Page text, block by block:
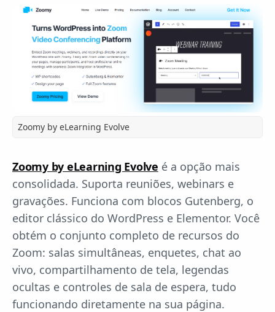
Zoomy by eLearning Evolve
Zoomy by eLearning Evolve é a opção mais
consolidada. Suporta reuniões, webinars e
gravações. Funciona com blocos Gutenberg, o
editor clássico do WordPress e Elementor. Você
obtém o conjunto completo de recursos do
Zoom: salas simultâneas, enquetes, chat ao
vivo, compartilhamento de tela, legendas
ocultas e controles de sala de espera, tudo
funcionando diretamente na sua página.